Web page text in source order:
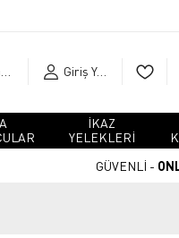
Giriş Yap
İKAZ
YELEKLERİ
GÜVENLİ -